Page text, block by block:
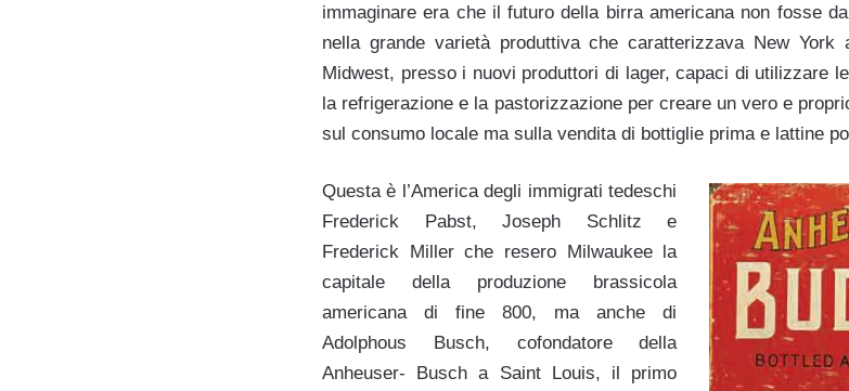
immaginare era che il futuro della birra americana non fosse
nella grande varietà produttiva che caratterizzava New York
Midwest, presso i nuovi produttori di lager, capaci di utilizzare
la refrigerazione e la pastorizzazione per creare un vero e
sul consumo locale ma sulla vendita di bottiglie prima e lattine
Questa è l’America degli immigrati tedeschi
Frederick Pabst, Joseph Schlitz e
Frederick Miller che resero Milwaukee la
capitale della produzione brassicola
americana di fine 800, ma anche di
Adolphous Busch, cofondatore della
Anheuser- Busch a Saint Louis, il primo